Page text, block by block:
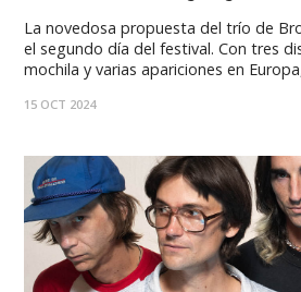
La novedosa propuesta del trío de
el segundo día del festival. Con tres
mochila y varias apariciones en
para los fans del synth-pop. Por:
15 OCT 2024